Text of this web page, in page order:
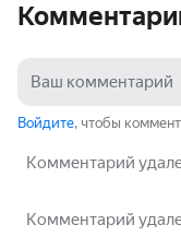
Войдите, чтобы
Комментарий
Комментарий